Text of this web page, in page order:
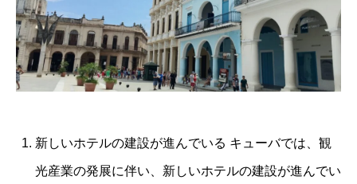
新しいホテルの建設が進んでいる キューバでは、観
光産業の発展に伴い、新しいホテルの建設が進んでい